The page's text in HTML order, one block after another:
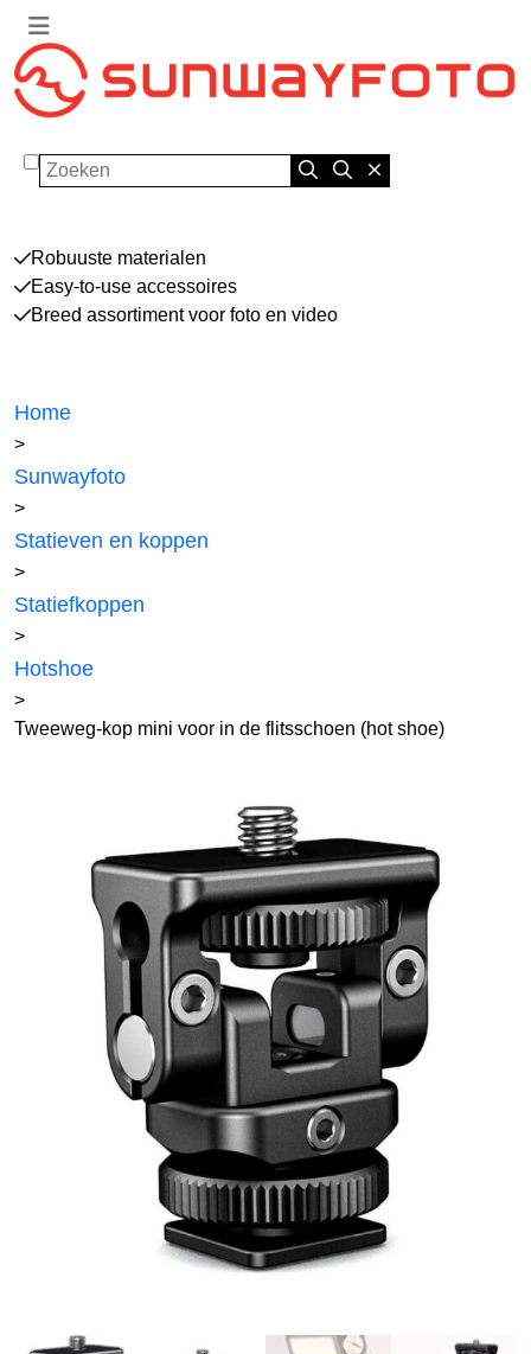
Zoeken
Robuuste materialen
Easy-to-use accessoires
Breed assortiment voor foto en video
Home
>
Sunwayfoto
>
Statieven en koppen
>
Statiefkoppen
>
Hotshoe
>
Tweeweg-kop mini voor in de flitsschoen (hot shoe)